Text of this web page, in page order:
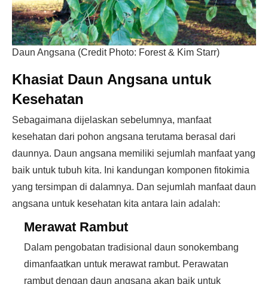
Daun Angsana (Credit Photo: Forest & Kim Starr)
Khasiat Daun Angsana untuk
Kesehatan
Sebagaimana dijelaskan sebelumnya, manfaat
kesehatan dari pohon angsana terutama berasal dari
daunnya. Daun angsana memiliki sejumlah manfaat yang
baik untuk tubuh kita. Ini kandungan komponen fitokimia
yang tersimpan di dalamnya. Dan sejumlah manfaat daun
angsana untuk kesehatan kita antara lain adalah:
Merawat Rambut
Dalam pengobatan tradisional daun sonokembang
dimanfaatkan untuk merawat rambut. Perawatan
rambut dengan daun angsana akan baik untuk